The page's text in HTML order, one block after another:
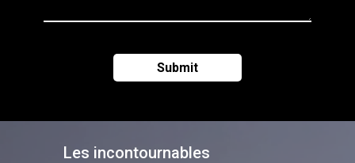
Les incontournables